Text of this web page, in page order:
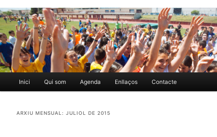
Menú
principal
Aneu
al
Aneu
al
Inici Qui som Agenda Enllaços Contacte
ARXIU MENSUAL:JULIOL DE 2015